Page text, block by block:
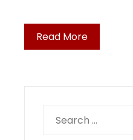
Read More
for: